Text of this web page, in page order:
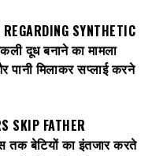
SYNTHETIC
दूध बनाने का मामला
मिलाकर सप्लाई करने
SKIP FATHER
तक बेटियों का इंतजार करते